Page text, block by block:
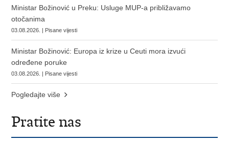
Ministar Božinović u Preku: Usluge MUP-a približavamo
otočanima
03.08.2026. | Pisane vijesti
Ministar Božinović: Europa iz krize u Ceuti mora izvući
određene poruke
03.08.2026. | Pisane vijesti
Pogledajte više
Pratite nas